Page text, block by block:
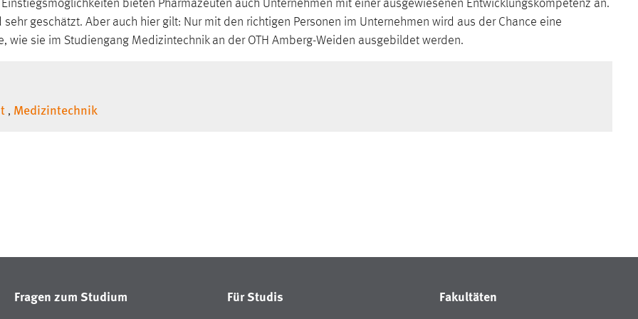
bieten Pharmazeuten auch Unternehmen mit einer ausgewiesenen Entwicklungskompetenz an.
geschätzt. Aber auch hier gilt: Nur mit den richtigen Personen im Unternehmen wird aus der Chance eine
wie sie im Studiengang Medizintechnik an der OTH Amberg-Weiden ausgebildet werden.
, Medizintechnik
Fragen zum Studium Für Studis Fakultäten